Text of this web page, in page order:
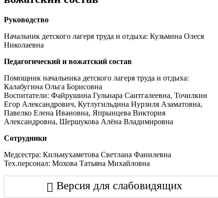
Руководство
Начальник детского лагеря труда и отдыха: Кузьмина Олеся
Николаевна
Педагогический и вожатский состав
Помощник начальника детского лагеря труда и отдыха:
Калабугина Ольга Борисовна
Воспитатели: Файрушина Гульнара Саитгалеевна, Точилкин
Егор Александрович, Кутлугильдина Нурзиля Азаматовна,
Павелко Елена Ивановна, Япрынцева Виктория
Александровна, Шершукова Алёна Владимировна
Сотрудники
Медсестра: Кильмухаметова Светлана Фанилевна
Тех.персонал: Мохова Татьяна Михайловна
Версия для слабовидящих